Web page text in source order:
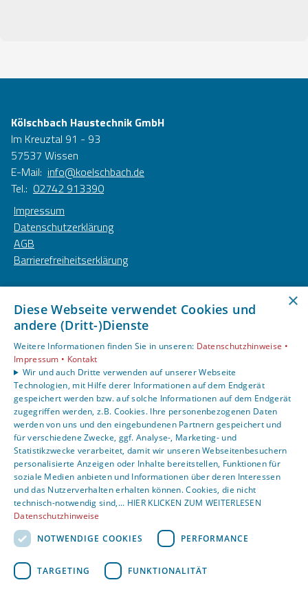
Kölschbach Haustechnik GmbH
Im Kreuztal 91 - 93
57537 Wissen
E-Mail: info@koelschbach.de
Tel.: 02742 913390
Impressum
Datenschutzerklärung
AGB
Barrierefreiheitserklärung
Privatkunden
Gewerbekunden
Karriere
Unternehmen
Kontakt
Um externe HTML-Inhalte anzuzeigen, benötigen wir
Ihre Einwilligung.
Weitere Informationen finden Sie in unserer
Datenschutzerklärung.
Cookie-Einstellungen öffnen
×
Diese Webseite verwendet Cookies und
andere (Dritt-)Dienste
Weitere Informationen finden Sie in unseren: Datenschutzhinweise •
Impressum • Kontakt
Wir und auch Dritte verwenden auf unserer Webseite
Technologien, mit Hilfe derer Informationen auf dem Endgerät
gespeichert werden bzw. auf solche Informationen auf dem Endgerät
zugegriffen werden, z.B. Cookies. Ihre personenbezogenen Daten
werden von uns und den eingebundenen Partnern gespeichert und
für verschiedene Zwecke, ggf. Analyse-, Marketing- und
Statistikzwecke verarbeitet, damit wir unseren Webseitenbesuchern
personalisierte Anzeigen oder Inhalte bereitstellen, Funktionen für
soziale Medien anbieten und Informationen über deren Interessen
und das Nutzerverhalten erhalten können. Cookies, die nicht
technisch-notwendig sind,... HIER KLICKEN ZUM WEITERLESEN
Datenschutzhinweise
NOTWENDIGE COOKIES
PERFORMANCE
TARGETING FUNKTIONALITÄT